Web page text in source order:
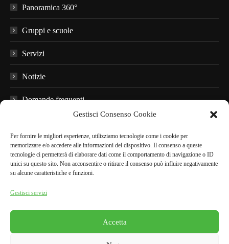
Gestisci Consenso Cookie
Per fornire le migliori esperienze, utilizziamo tecnologie come i cookie per
memorizzare e/o accedere alle informazioni del dispositivo. Il consenso a queste
tecnologie ci permetterà di elaborare dati come il comportamento di navigazione o ID
unici su questo sito. Non acconsentire o ritirare il consenso può influire negativamente
su alcune caratteristiche e funzioni.
Gestisci servizi
Accetta
Panoramica 360°
Gruppi e scuole
Servizi
Notizie
Domande frequenti
Audioguide
Nei dintorni